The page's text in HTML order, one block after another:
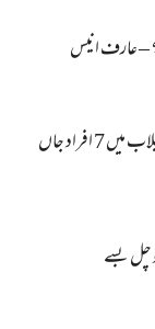
– عارف انیس
متحدہ عرب امارات میں بارشوں اور سیلاب میں 7 افراد جاں
چل بسے